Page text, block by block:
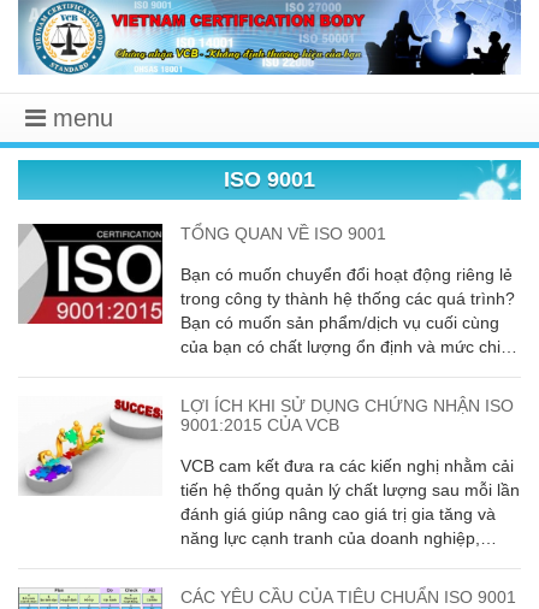
menu
ISO 9001
TỔNG QUAN VỀ ISO 9001
Bạn có muốn chuyển đổi hoạt động riêng lẻ
trong công ty thành hệ thống các quá trình?
Bạn có muốn sản phẩm/dịch vụ cuối cùng
của bạn có chất lượng ổn định và mức chi
sản phẩm/dịch vụ của bạn sẽ có chất lượng
cao hơn? Tất cả đều có thể.
LỢI ÍCH KHI SỬ DỤNG CHỨNG NHẬN ISO
9001:2015 CỦA VCB
VCB cam kết đưa ra các kiến nghị nhằm cải
tiến hệ thống quản lý chất lượng sau mỗi lần
đánh giá giúp nâng cao giá trị gia tăng và
năng lực cạnh tranh của doanh nghiệp,
bền vững và hội nhập kinh tế quốc tế.
CÁC YÊU CẦU CỦA TIÊU CHUẨN ISO 9001